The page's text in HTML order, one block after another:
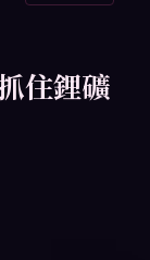
住鋰礦